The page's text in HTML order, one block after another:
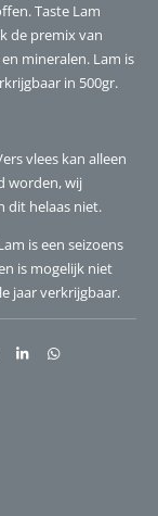
Taste Lam
de premix van
mineralen. Lam is
in 500gr.
vlees kan alleen
worden, wij
dit helaas niet.
is een seizoens
is mogelijk niet
jaar verkrijgbaar.
S
D